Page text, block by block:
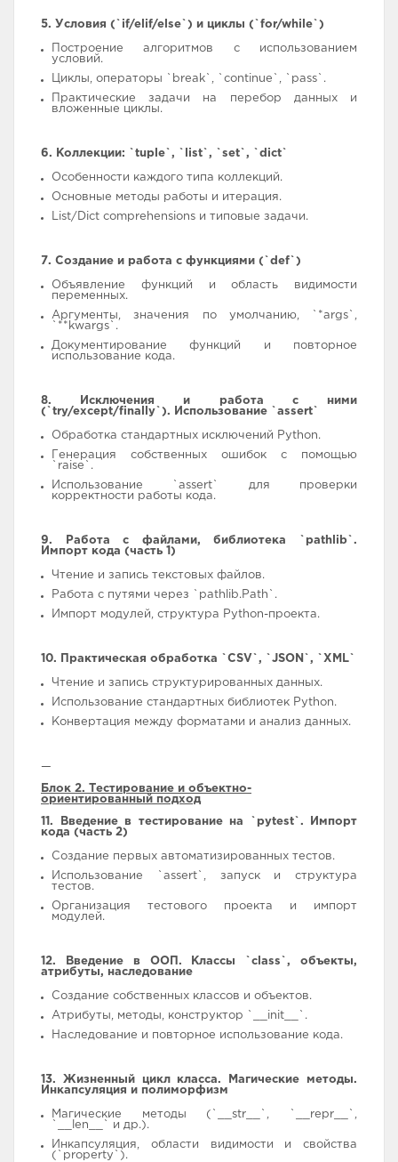
5. Условия (`if/elif/else`) и циклы (`for/while`)
Построение алгоритмов с использованием
условий.
Циклы, операторы `break`, `continue`, `pass`.
Практические задачи на перебор данных и
вложенные циклы.
6. Коллекции: `tuple`, `list`, `set`, `dict`
Особенности каждого типа коллекций.
Основные методы работы и итерация.
List/Dict comprehensions и типовые задачи.
7. Создание и работа с функциями (`def`)
Объявление функций и область видимости
переменных.
Аргументы, значения по умолчанию, `*args`,
`**kwargs`.
Документирование функций и повторное
использование кода.
8. Исключения и работа с ними
(`try/except/finally`). Использование `assert`
Обработка стандартных исключений Python.
Генерация собственных ошибок с помощью
`raise`.
Использование `assert` для проверки
корректности работы кода.
9. Работа с файлами, библиотека `pathlib`.
Импорт кода (часть 1)
Чтение и запись текстовых файлов.
Работа с путями через `pathlib.Path`.
Импорт модулей, структура Python-проекта.
10. Практическая обработка `CSV`, `JSON`, `XML`
Чтение и запись структурированных данных.
Использование стандартных библиотек Python.
Конвертация между форматами и анализ данных.
—
Блок 2. Тестирование и объектно-
ориентированный подход
11. Введение в тестирование на `pytest`. Импорт
кода (часть 2)
Создание первых автоматизированных тестов.
Использование `assert`, запуск и структура
тестов.
Организация тестового проекта и импорт
модулей.
12. Введение в ООП. Классы `class`, объекты,
атрибуты, наследование
Создание собственных классов и объектов.
Атрибуты, методы, конструктор `__init__`.
Наследование и повторное использование кода.
13. Жизненный цикл класса. Магические методы.
Инкапсуляция и полиморфизм
Магические методы (`__str__`, `__repr__`,
`__len__` и др.).
Инкапсуляция, области видимости и свойства
(`property`).